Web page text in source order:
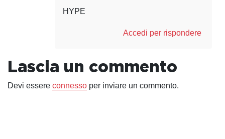
HYPE
Accedi per rispondere
Lascia un commento
Devi essere connesso per inviare un commento.